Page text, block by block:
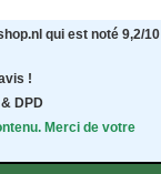
qui est noté 9,2/10
!
DPD
Merci de votre